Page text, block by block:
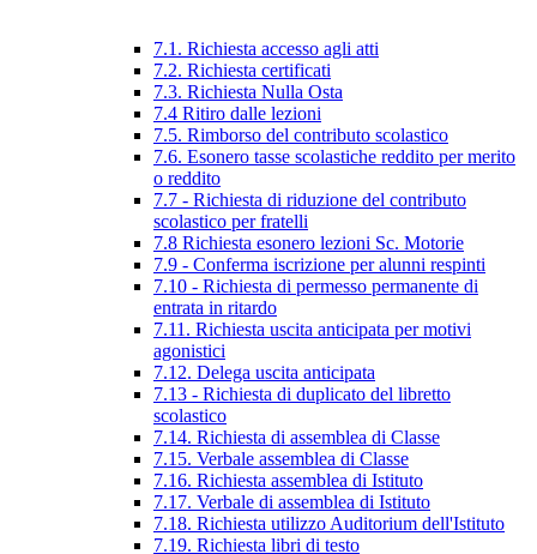
7.1. Richiesta accesso agli atti
7.2. Richiesta certificati
7.3. Richiesta Nulla Osta
7.4 Ritiro dalle lezioni
7.5. Rimborso del contributo scolastico
7.6. Esonero tasse scolastiche reddito per merito
o reddito
7.7 - Richiesta di riduzione del contributo
scolastico per fratelli
7.8 Richiesta esonero lezioni Sc. Motorie
7.9 - Conferma iscrizione per alunni respinti
7.10 - Richiesta di permesso permanente di
entrata in ritardo
7.11. Richiesta uscita anticipata per motivi
agonistici
7.12. Delega uscita anticipata
7.13 - Richiesta di duplicato del libretto
scolastico
7.14. Richiesta di assemblea di Classe
7.15. Verbale assemblea di Classe
7.16. Richiesta assemblea di Istituto
7.17. Verbale di assemblea di Istituto
7.18. Richiesta utilizzo Auditorium dell'Istituto
7.19. Richiesta libri di testo